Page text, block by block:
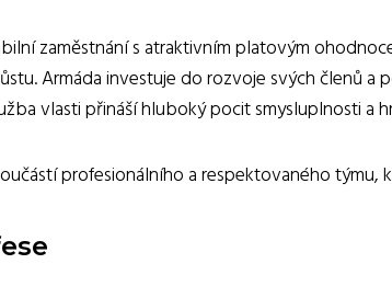
zaměstnání s atraktivním platovým
Armáda investuje do rozvoje svých členů a
vlasti přináší hluboký pocit smysluplnosti a
profesionálního a respektovaného týmu,